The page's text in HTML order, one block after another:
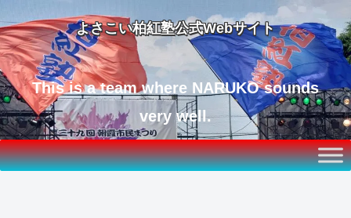
よさこい柏紅塾公式Webサイト
This is a team where NARUKO sounds
very well.